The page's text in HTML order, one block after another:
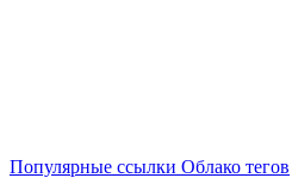
Популярные ссылки Облако тегов